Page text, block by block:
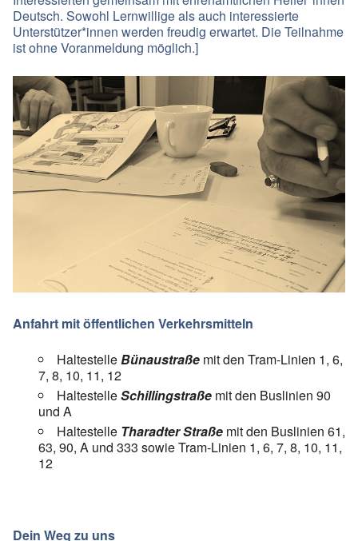
Deutsch. Sowohl Lernwillige als auch interessierte
Unterstützer*innen werden freudig erwartet. Die Teilnahme
ist ohne Voranmeldung möglich.]
Anfahrt mit öffentlichen Verkehrsmitteln
HaltestelleBünaustraße mit den Tram-Linien 1, 6,
7, 8, 10, 11, 12
HaltestelleSchillingstraße mit den Buslinien 90
und A
Haltestelle Tharadter Straße mit den Buslinien 61,
63, 90, A und 333 sowie Tram-Linien 1, 6, 7, 8, 10, 11,
12
Dein Weg zu uns